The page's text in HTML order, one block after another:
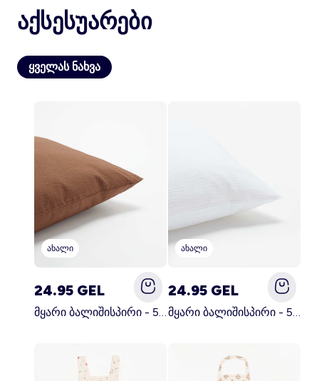
ანგარიში
აქსესუარები
ყველას ნახვა
ახალი
24.95 GEL
მყარი ბალიშისპირი - 50 x 70 სმ - KIABI მთავარი სამზარეულო
ახალი
24.95 GEL
მყარი ბალიშისპირი - 50 x 70 სმ - KIABI მთავარი თეთრი